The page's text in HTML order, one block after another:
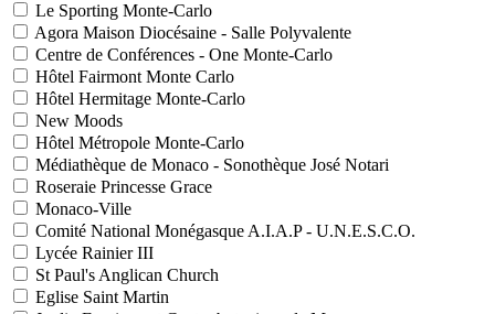
Le Sporting Monte-Carlo
Agora Maison Diocésaine - Salle Polyvalente
Centre de Conférences - One Monte-Carlo
Hôtel Fairmont Monte Carlo
Hôtel Hermitage Monte-Carlo
New Moods
Hôtel Métropole Monte-Carlo
Médiathèque de Monaco - Sonothèque José Notari
Roseraie Princesse Grace
Monaco-Ville
Comité National Monégasque A.I.A.P - U.N.E.S.C.O.
Lycée Rainier III
St Paul's Anglican Church
Eglise Saint Martin